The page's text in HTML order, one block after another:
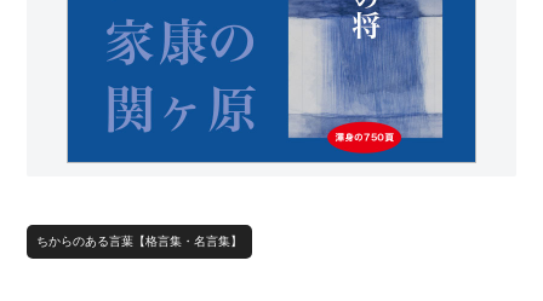
ちからのある言葉【格言集・名言集】